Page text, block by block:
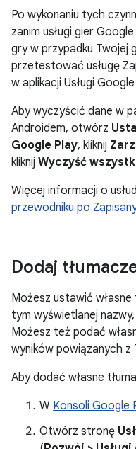
Po wykonaniu tych
zanim usługi gier
gry w przypadku Twojej
przetestować usługę
w aplikacji Usługi
Aby wyczyścić dane w
Androidem, otwórz
Google Play, kliknij
kliknij Wyczyść
Więcej informacji o
przewodniku po
Dodaj
Możesz ustawić
tym wyświetlanej
Możesz też podać
wyników powiązanych z
Aby dodać własne
W Konsoli Google
Otwórz stronę